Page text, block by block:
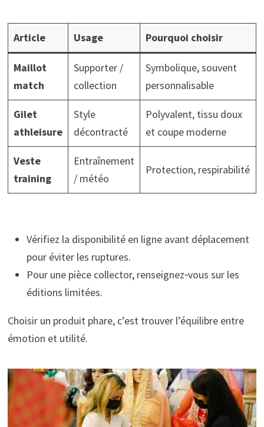
Article Usage Pourquoi choisir
Maillot
match
Supporter /
collection
Symbolique, souvent
personnalisable
Gilet
athleisure
Style
décontracté
Polyvalent, tissu doux
et coupe moderne
Veste
training
Entraînement
/ météo
Protection, respirabilité
Vérifiez la disponibilité en ligne avant déplacement
pour éviter les ruptures.
Pour une pièce collector, renseignez‑vous sur les
éditions limitées.
Choisir un produit phare, c’est trouver l’équilibre entre
émotion et utilité.